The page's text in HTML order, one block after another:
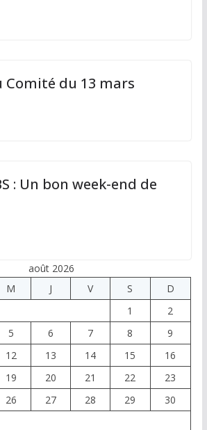
Comité du 13 mars
: Un bon week-end de
août 2026
M J V S
D
1
2
5 6 7 8
9
12 13 14 15
16
19 20 21 22
23
26 27 28 29
30